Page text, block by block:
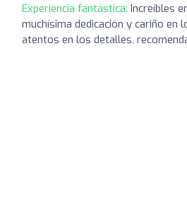
Experiencia fantástica: Increíbles
muchísima dedicación y cariño en
atentos en los detalles,